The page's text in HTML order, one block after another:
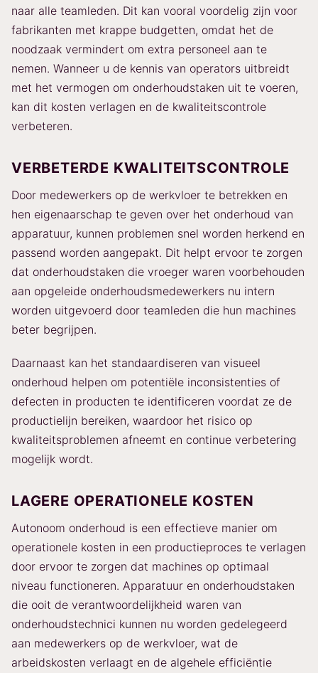
naar alle teamleden. Dit kan vooral voordelig zijn voor
fabrikanten met krappe budgetten, omdat het de
noodzaak vermindert om extra personeel aan te
nemen. Wanneer u de kennis van operators uitbreidt
met het vermogen om onderhoudstaken uit te voeren,
kan dit kosten verlagen en de kwaliteitscontrole
verbeteren.
VERBETERDE KWALITEITSCONTROLE
Door medewerkers op de werkvloer te betrekken en
hen eigenaarschap te geven over het onderhoud van
apparatuur, kunnen problemen snel worden herkend en
passend worden aangepakt. Dit helpt ervoor te zorgen
dat onderhoudstaken die vroeger waren voorbehouden
aan opgeleide onderhoudsmedewerkers nu intern
worden uitgevoerd door teamleden die hun machines
beter begrijpen.
Daarnaast kan het standaardiseren van visueel
onderhoud helpen om potentiële inconsistenties of
defecten in producten te identificeren voordat ze de
productielijn bereiken, waardoor het risico op
kwaliteitsproblemen afneemt en continue verbetering
mogelijk wordt.
LAGERE OPERATIONELE KOSTEN
Autonoom onderhoud is een effectieve manier om
operationele kosten in een productieproces te verlagen
door ervoor te zorgen dat machines op optimaal
niveau functioneren. Apparatuur en onderhoudstaken
die ooit de verantwoordelijkheid waren van
onderhoudstechnici kunnen nu worden gedelegeerd
aan medewerkers op de werkvloer, wat de
arbeidskosten verlaagt en de algehele efficiëntie